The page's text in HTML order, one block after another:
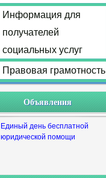
Информация для
получателей
социальных услуг
Правовая грамотность
Объявления
Единый день бесплатной
юридической помощи